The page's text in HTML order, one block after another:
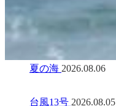
夏の海 2026.08.06
台風13号 2026.08.05